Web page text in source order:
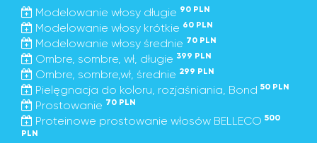
Modelowanie włosy długie 90 PLN
Modelowanie włosy krótkie 60 PLN
Modelowanie włosy średnie 70 PLN
Ombre, sombre, wł, długie 399 PLN
Ombre, sombre,wł, średnie 299 PLN
Pielęgnacja do koloru, rozjaśniania, Bond 50 PLN
Prostowanie 70 PLN
Proteinowe prostowanie włosów BELLECO 500
PLN